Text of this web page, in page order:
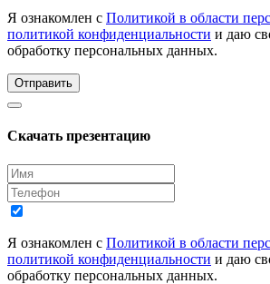
Я ознакомлен с Политикой в области
политикой конфиденциальности и даю
обработку персональных данных.
Отправить
Скачать презентацию
Я ознакомлен с Политикой в области
политикой конфиденциальности и даю
обработку персональных данных.